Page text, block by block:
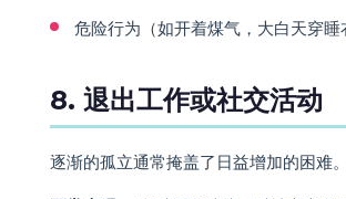
危险行为（如开着煤气，大白天穿睡
8. 退出工作或社交活动
逐渐的孤立通常掩盖了日益增加的困难。